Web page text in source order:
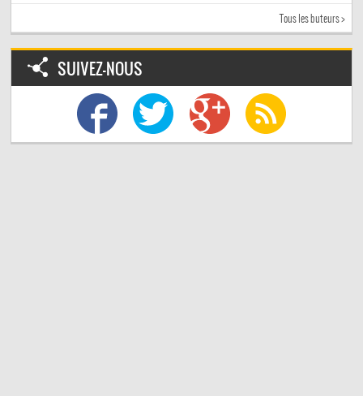
Tous les buteurs >
SUIVEZ-NOUS